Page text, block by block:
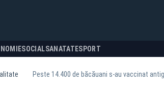
SOCIALSANATATESPORT